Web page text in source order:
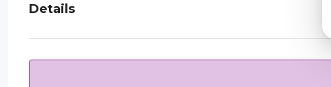
Details